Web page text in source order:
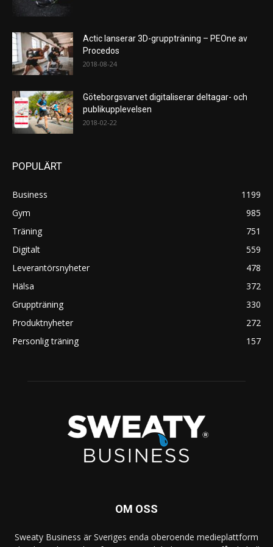
Actic lanserar 3D-gruppträning – PEOne av
Procedos
2018-08-24
Göteborgsvarvet digitaliserar deltagar- och
publikupplevelsen
2018-02-22
POPULÄRT
Business
1199
Gym
985
Träning
751
Digitalt
559
Leverantörsnyheter
478
Hälsa
372
Gruppträning
330
Produktnyheter
272
Personlig träning
157
OM OSS
Sweaty Business är Sveriges enda oberoende medieplattform